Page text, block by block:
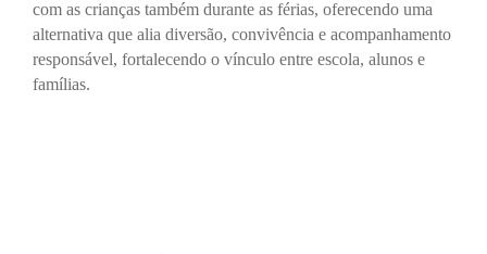
com as crianças também durante as férias, oferecendo uma
alternativa que alia diversão, convivência e acompanhamento
responsável, fortalecendo o vínculo entre escola, alunos e
famílias.